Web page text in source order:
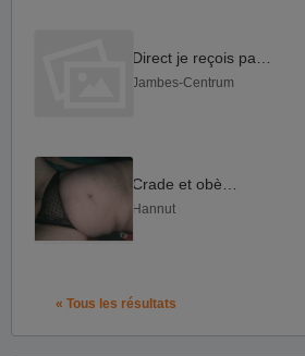
Jambes-Centrum
Hannut
« Tous les résultats